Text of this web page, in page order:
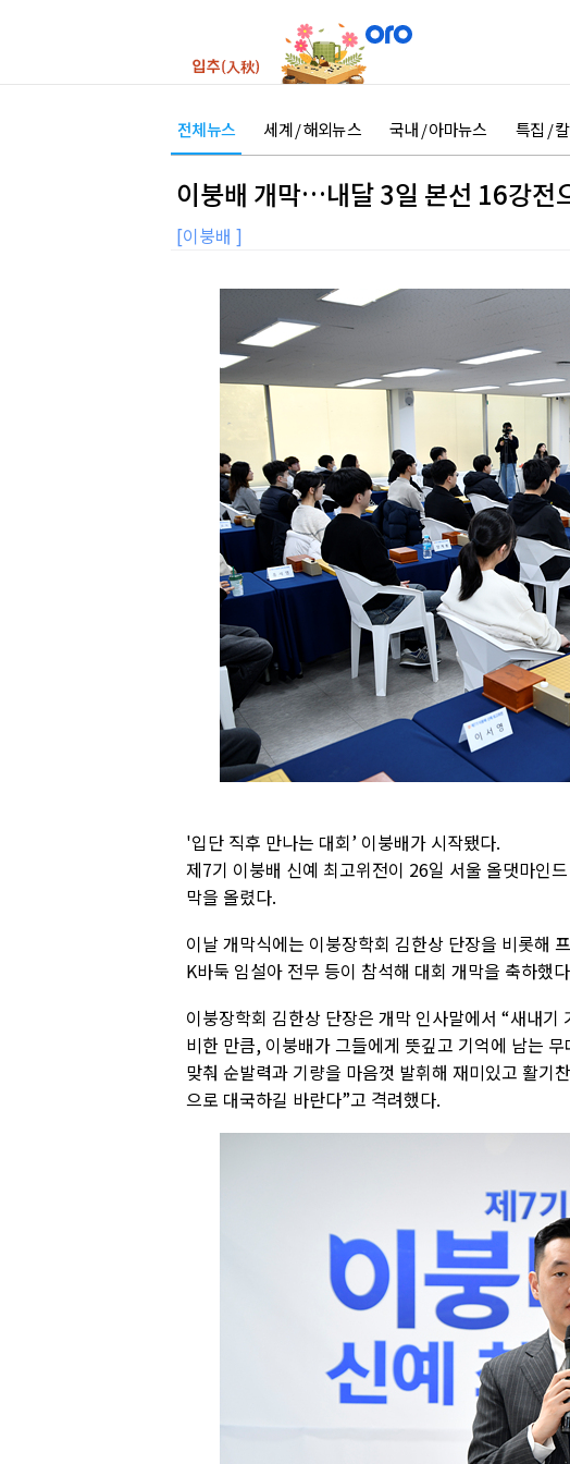
전체뉴스 세계 / 해외뉴스 국내 / 아마뉴스 특집 /
이붕배 개막…내달 3일 본선 16강전
[이붕배 ]
'입단 직후 만나는 대회’ 이붕배가 시작됐다.
제7기 이붕배 신예 최고위전이 26일 서울 올댓마인
막을 올렸다.
이날 개막식에는 이붕장학회 김한상 단장을 비롯해
K바둑 임설아 전무 등이 참석해 대회 개막을 축하했
이붕장학회 김한상 단장은 개막 인사말에서 “새내
비한 만큼, 이붕배가 그들에게 뜻깊고 기억에 남는
맞춰 순발력과 기량을 마음껏 발휘해 재미있고 활기
으로 대국하길 바란다”고 격려했다.